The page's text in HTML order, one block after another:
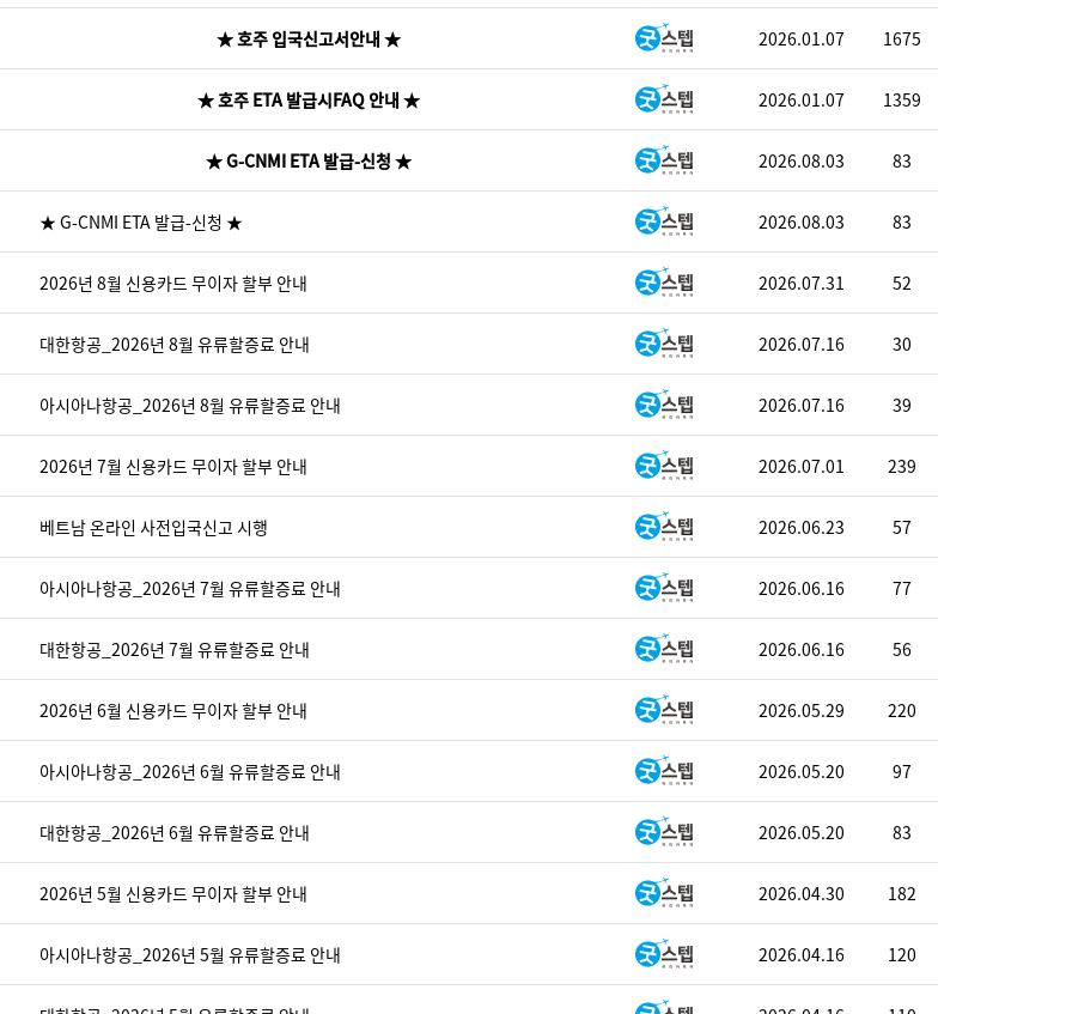
★ 호주 입국신고서안내 ★ 2026.01.07 1675
★ 호주 ETA 발급시FAQ 안내 ★ 2026.01.07 1359
★ G-CNMI ETA 발급-신청 ★ 2026.08.03 83
★ G-CNMI ETA 발급-신청 ★ 2026.08.03 83
2026년 8월 신용카드 무이자 할부 안내 2026.07.31 52
대한항공_2026년 8월 유류할증료 안내 2026.07.16 30
아시아나항공_2026년 8월 유류할증료 안내 2026.07.16 39
2026년 7월 신용카드 무이자 할부 안내 2026.07.01 239
베트남 온라인 사전입국신고 시행 2026.06.23 57
아시아나항공_2026년 7월 유류할증료 안내 2026.06.16 77
대한항공_2026년 7월 유류할증료 안내 2026.06.16 56
2026년 6월 신용카드 무이자 할부 안내 2026.05.29 220
아시아나항공_2026년 6월 유류할증료 안내 2026.05.20 97
대한항공_2026년 6월 유류할증료 안내 2026.05.20 83
2026년 5월 신용카드 무이자 할부 안내 2026.04.30 182
아시아나항공_2026년 5월 유류할증료 안내 2026.04.16 120